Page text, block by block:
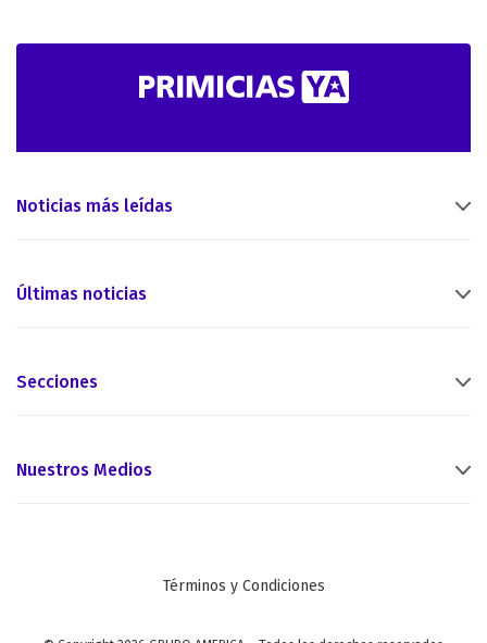
Noticias más leídas
Últimas noticias
Secciones
Nuestros Medios
Términos y Condiciones